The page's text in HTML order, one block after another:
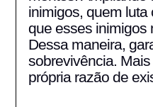
inimigos, quem luta
que esses inimigos
Dessa maneira,
sobrevivência.
própria razão de